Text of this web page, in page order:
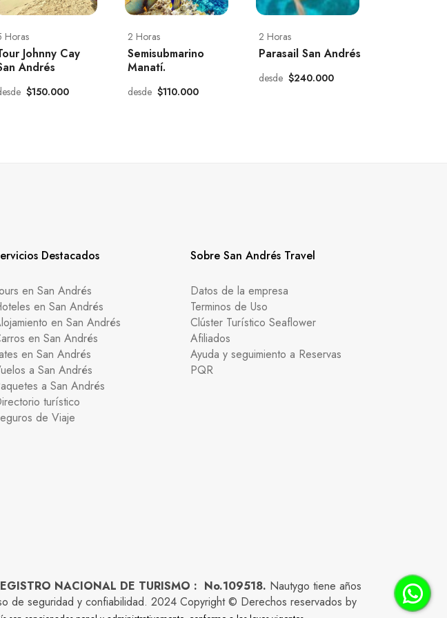
Horas
Johnny Cay
Andrés
$150.000
2 Horas
Semisubmarino
Manatí.
desde $110.000
2 Horas
Parasail San Andrés
desde $240.000
Destacados
en San Andrés
en San Andrés
en San Andrés
en San Andrés
en San Andrés
a San Andrés
a San Andrés
turístico
de Viaje
Sobre San Andrés Travel
Datos de la empresa
Terminos de Uso
Clúster Turístico Seaflower
Afiliados
Ayuda y seguimiento a Reservas
PQR
NACIONAL DE TURISMO : No.109518. Nautygo tiene años
de seguridad y confiabilidad. 2024 Copyright © Derechos reservados by